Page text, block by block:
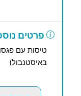
פרטים
באיסטנבול)